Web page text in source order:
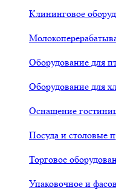
Клининговое
Оборудование для
Оборудование для
Оснащение
Посуда и столовые
Торговое
Упаковочное и